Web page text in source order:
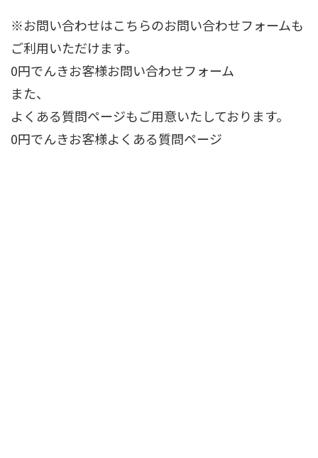
※お問い合わせはこちらのお問い合わせフォームも
ご利用いただけます。
0円でんきお客様お問い合わせフォーム
また、
よくある質問ページもご用意いたしております。
0円でんきお客様よくある質問ページ